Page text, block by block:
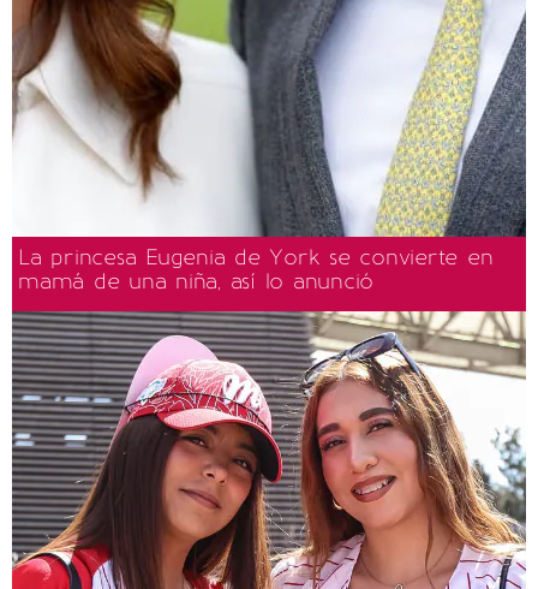
La princesa Eugenia de York se convierte en
mamá de una niña, así lo anunció